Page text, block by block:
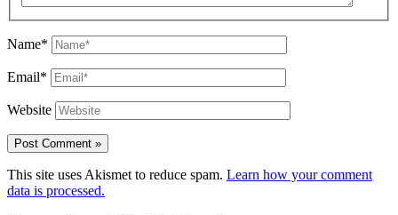
Name*
Email*
Website
This site uses Akismet to reduce spam. Learn how your comment
data is processed.